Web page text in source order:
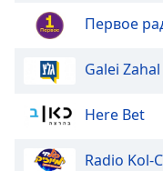
Background
Opacity
Первое
Galei Zahal
Here Bet
Radio Kol-